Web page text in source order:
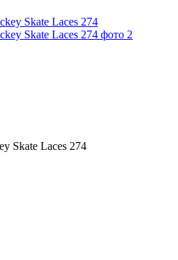
Skate Laces 274